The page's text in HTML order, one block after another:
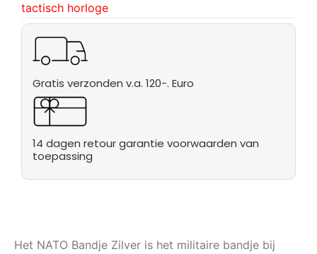
tactisch horloge
Gratis verzonden v.a. 120-. Euro
14 dagen retour garantie voorwaarden van
toepassing
Het NATO Bandje Zilver is het militaire bandje bij